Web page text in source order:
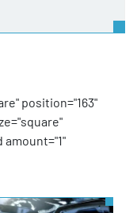
position="163"